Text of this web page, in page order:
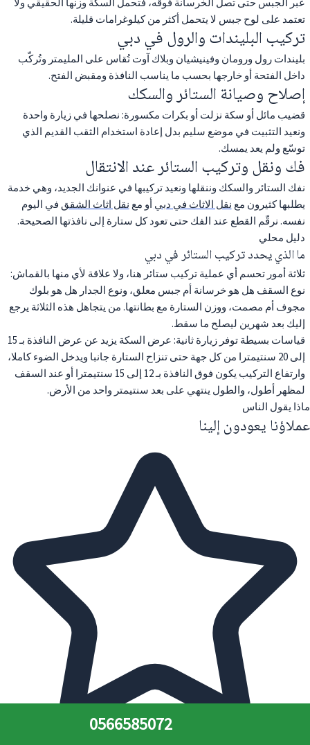
تعتمد على لوح جبس لا يتحمل أكثر من كيلوغرامات قليلة.
تركيب البليندات والرول في دبي
بليندات رول ورومان وفينيشيان وبلاك آوت تُقاس على المليمتر وتُركّب
داخل الفتحة أو خارجها بحسب ما يناسب النافذة ومقبض الفتح.
إصلاح وصيانة الستائر والسكك
قضيب مائل أو سكة نزلت أو بكرات مكسورة: نصلحها في زيارة واحدة
ونعيد التثبيت في موضع سليم بدل إعادة استخدام الثقب القديم الذي
توسّع ولم يعد يمسك.
فك ونقل وتركيب الستائر عند الانتقال
نفك الستائر والسكك وننقلها ونعيد تركيبها في عنوانك الجديد، وهي خدمة
يطلبها كثيرون مع نقل الاثاث في دبي أو مع نقل اثاث الشقق في اليوم
نفسه. نرقّم القطع عند الفك حتى تعود كل ستارة إلى نافذتها الصحيحة.
دليل محلي
ما الذي يحدد تركيب الستائر في دبي
ثلاثة أمور تحسم أي عملية تركيب ستائر هنا، ولا علاقة لأي منها بالقماش:
نوع السقف هل هو خرسانة أم جبس معلق، ونوع الجدار هل هو بلوك
مجوف أم مصمت، ووزن الستارة مع بطانتها. من يتجاهل هذه الثلاثة يرجع
إليك بعد شهرين ليصلح ما سقط.
قياسات بسيطة توفر زيارة ثانية: عرض السكة يزيد عن عرض النافذة بـ 15
إلى 20 سنتيمترا من كل جهة حتى تنزاح الستارة جانبا ويدخل الضوء كاملا،
وارتفاع التركيب يكون فوق النافذة بـ 12 إلى 15 سنتيمترا أو عند السقف
لمظهر أطول، والطول ينتهي على بعد سنتيمتر واحد من الأرض.
ماذا يقول الناس
عملاؤنا يعودون إلينا
0566585072